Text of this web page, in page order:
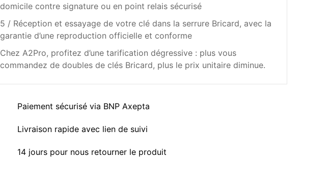
domicile contre signature ou en point relais sécurisé
5 / Réception et essayage de votre clé dans la serrure Bricard, avec la
garantie d’une reproduction officielle et conforme
Chez A2Pro, profitez d’une tarification dégressive : plus vous
commandez de doubles de clés Bricard, plus le prix unitaire diminue.
Paiement sécurisé via BNP Axepta
Livraison rapide avec lien de suivi
14 jours pour nous retourner le produit